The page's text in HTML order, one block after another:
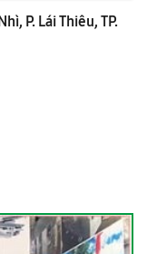
P. Lái Thiêu, TP.